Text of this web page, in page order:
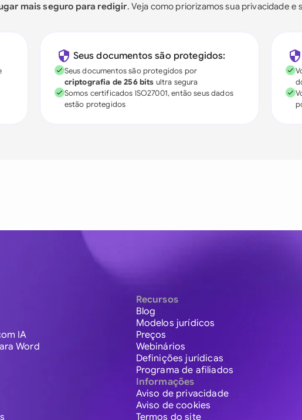
mais seguro para redigir. Veja como priorizamos sua privacidade e
Seus documentos são protegidos:
Seus documentos são protegidos por
criptografia de 256 bits ultra segura
Somos certificados ISO27001, então seus dados
estão protegidos
IA
Word
Recursos
Blog
Modelos jurídicos
Preços
Webinários
Definições jurídicas
Programa de afiliados
Informações
Aviso de privacidade
Aviso de cookies
Termos do site